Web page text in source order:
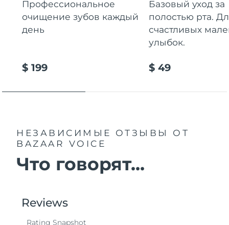
Профессиональное
очищение зубов каждый
день
$ 199
Базовый уход за
полостью рта.
счастливых
улыбок.
$ 49
НЕЗАВИСИМЫЕ ОТЗЫВЫ
ОТ
BAZAAR VOICE
Что говорят...